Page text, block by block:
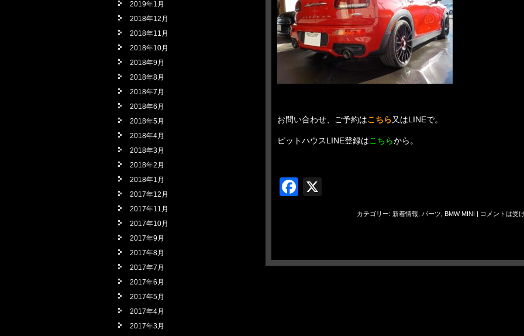
お問い合わせ、ご予約はこちら又はLINEで。
ピットハウスLINE登録はこちらから。
Facebook
カテゴリー: 新着情報 パーツ BMW MINI | コメントは受
2019年1月
2018年12月
2018年11月
2018年10月
2018年9月
2018年8月
2018年7月
2018年6月
2018年5月
2018年4月
2018年3月
2018年2月
2018年1月
2017年12月
2017年11月
2017年10月
2017年9月
2017年8月
2017年7月
2017年6月
2017年5月
2017年4月
2017年3月